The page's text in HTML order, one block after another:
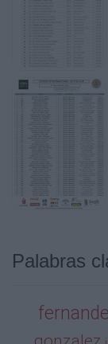
0:53:26
386
CARRIO
Senior
ZONA
11
LIMA
Palabras